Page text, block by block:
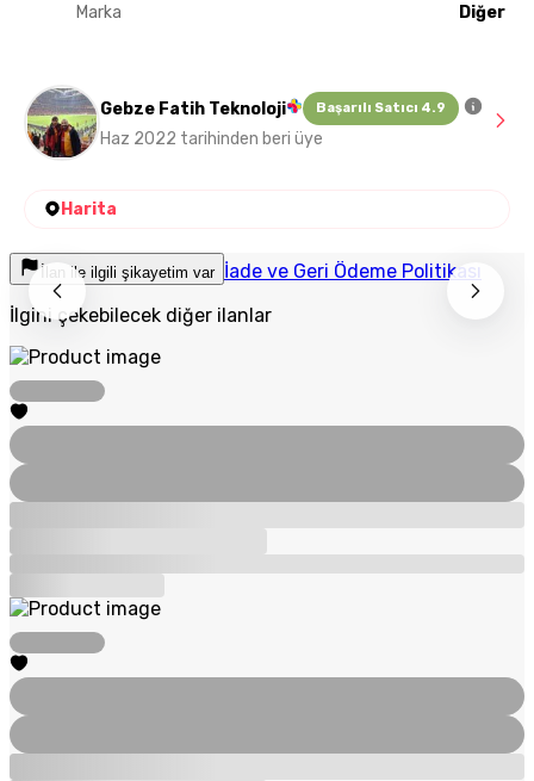
Marka Diğer
Gebze Fatih Teknoloji Başarılı Satıcı 4.9
Haz 2022 tarihinden beri üye
Harita
İlan ile ilgili şikayetim var İade ve Geri Ödeme Politikası
İlgini çekebilecek diğer ilanlar